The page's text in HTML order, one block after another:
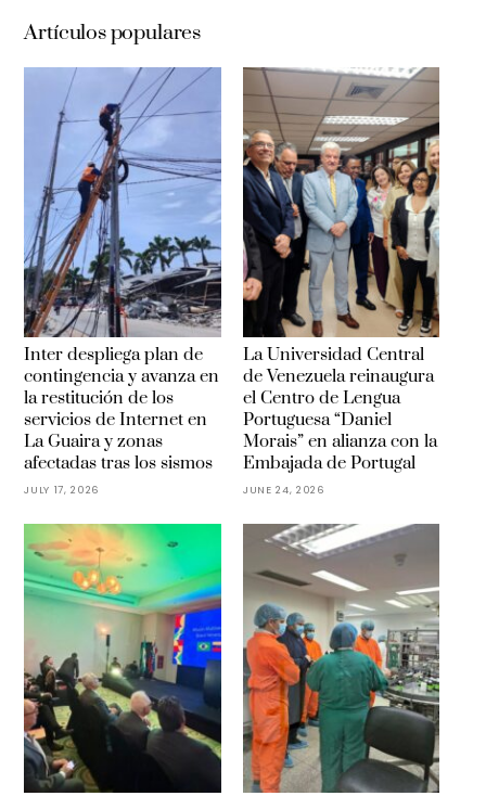
Artículos populares
Inter despliega plan de
contingencia y avanza en
la restitución de los
servicios de Internet en
La Guaira y zonas
afectadas tras los sismos
JULY 17, 2026
La Universidad Central
de Venezuela reinaugura
el Centro de Lengua
Portuguesa “Daniel
Morais” en alianza con la
Embajada de Portugal
JUNE 24, 2026